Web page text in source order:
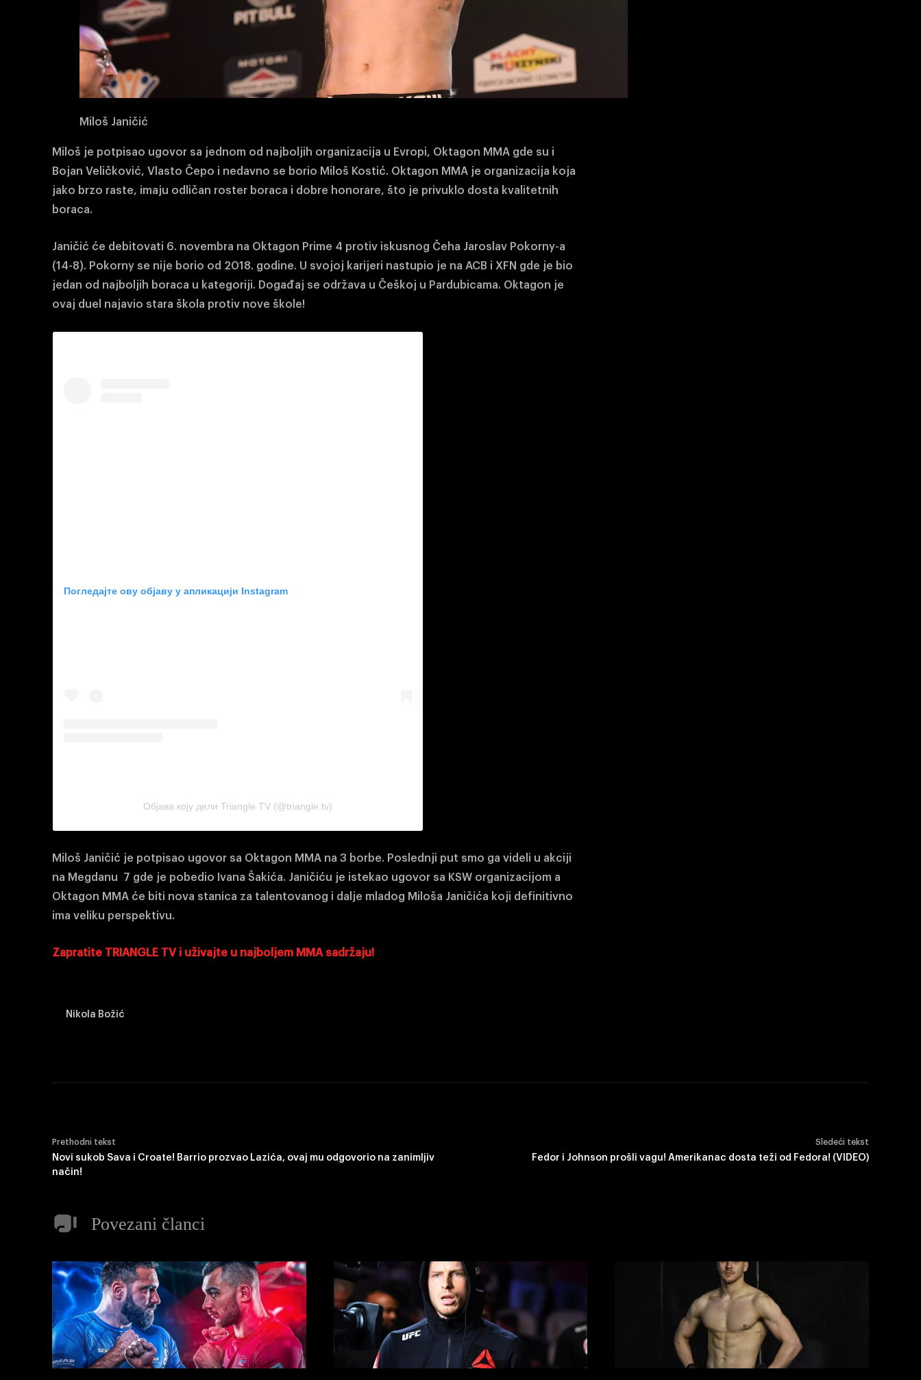
Miloš Janičić
Miloš je potpisao ugovor sa jednom od najboljih organizacija u Evropi, Oktagon MMA gde su i
Bojan Veličković, Vlasto Čepo i nedavno se borio Miloš Kostić. Oktagon MMA je organizacija koja
jako brzo raste, imaju odličan roster boraca i dobre honorare, što je privuklo dosta kvalitetnih
boraca.
Janičić će debitovati 6. novembra na Oktagon Prime 4 protiv iskusnog Čeha Jaroslav Pokorny-a
(14-8). Pokorny se nije borio od 2018. godine. U svojoj karijeri nastupio je na ACB i XFN gde je bio
jedan od najboljih boraca u kategoriji. Događaj se održava u Češkoj u Pardubicama. Oktagon je
ovaj duel najavio stara škola protiv nove škole!
Погледајте ову објаву у апликацији Instagram
Објава коју дели Triangle TV (@triangle.tv)
Miloš Janičić je potpisao ugovor sa Oktagon MMA na 3 borbe. Poslednji put smo ga videli u akciji
na Megdanu 7 gde je pobedio Ivana Šakića. Janičiću je istekao ugovor sa KSW organizacijom a
Oktagon MMA će biti nova stanica za talentovanog i dalje mladog Miloša Janičića koji definitivno
ima veliku perspektivu.
Zapratite TRIANGLE TV i uživajte u najboljem MMA sadržaju!
Nikola Božić
Prethodni tekst
Novi sukob Sava i Croate! Barrio prozvao Lazića, ovaj mu odgovorio na zanimljiv
način!
Sledeći tekst
Fedor i Johnson prošli vagu! Amerikanac dosta teži od Fedora! (VIDEO)
Povezani članci